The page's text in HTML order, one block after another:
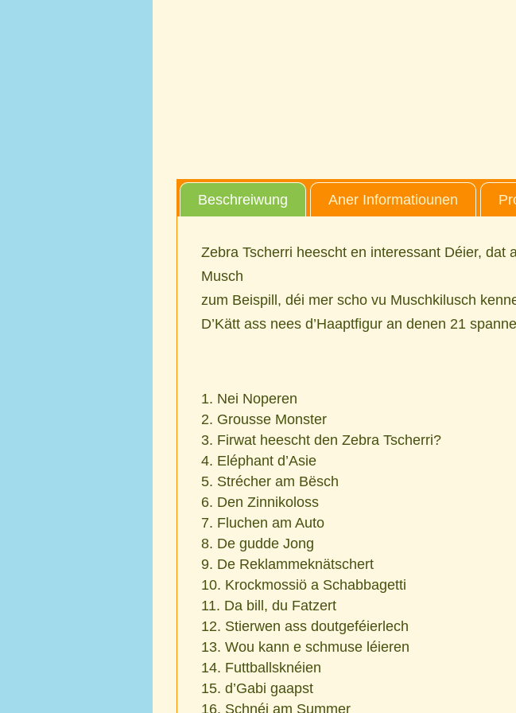
Beschreiwung Aner Informatiounen
Zebra Tscherri heescht en interessant Déier, dat
Musch
zum Beispill, déi mer scho vu Muschkilusch
D’Kätt ass nees d’Haaptfigur an denen 21
Nei Noperen
Grousse Monster
Firwat heescht den Zebra Tscherri?
Eléphant d’Asie
Strécher am Bësch
Den Zinnikoloss
Fluchen am Auto
De gudde Jong
De Reklammeknätschert
Krockmossiö a Schabbagetti
Da bill, du Fatzert
Stierwen ass doutgeféierlech
Wou kann e schmuse léieren
Futtballsknéien
d’Gabi gaapst
Schnéi am Summer